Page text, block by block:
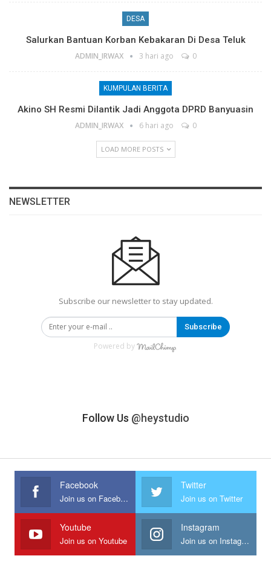
DESA
Salurkan Bantuan Korban Kebakaran Di Desa Teluk
ADMIN_IRWAX 3 hari ago 0
KUMPULAN BERITA
Akino SH Resmi Dilantik Jadi Anggota DPRD Banyuasin
ADMIN_IRWAX 6 hari ago 0
LOAD MORE POSTS
NEWSLETTER
Subscribe our newsletter to stay updated.
Subscribe
Powered by
Follow Us @heystudio
Facebook
Join us on Facebook
Twitter
Join us on Twitter
Youtube
Join us on Youtube
Instagram
Join us on Instagram